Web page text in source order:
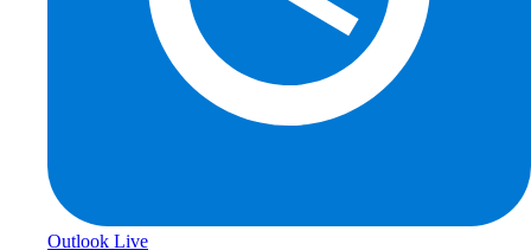
Outlook Live